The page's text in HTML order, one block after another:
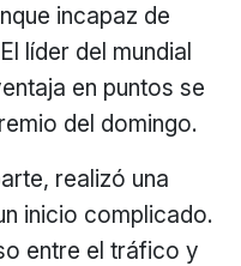
incapaz de
líder del mundial
en puntos se
del domingo.
realizó una
inicio complicado.
entre el tráfico y